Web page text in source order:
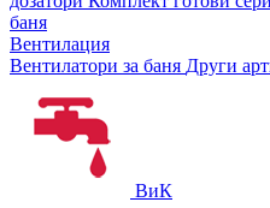
баня
Вентилация
Вентилатори за баня Други
ВиК